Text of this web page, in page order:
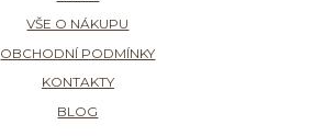
VŠE O NÁKUPU
OBCHODNÍ PODMÍNKY
KONTAKTY
BLOG